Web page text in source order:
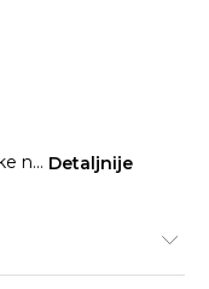
n... Detaljnije